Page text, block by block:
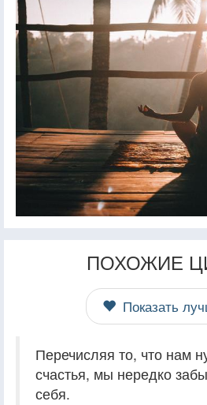
ПОХОЖИЕ
Показать
Перечисляя то, что нам
счастья, мы нередко
себя.